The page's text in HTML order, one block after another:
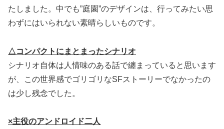
たしました。中でも”庭園”のデザインは、行ってみたい思
わずにはいられない素晴らしいものです。
△コンパクトにまとまったシナリオ
シナリオ自体は人情味のある話で纏まっていると思います
が、この世界感でゴリゴリなSFストーリーでなかったの
は少し残念でした。
×主役のアンドロイド二人